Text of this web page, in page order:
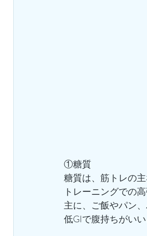
①糖質
糖質は、筋トレの
トレーニングでの
主に、ご飯やパン
低GIで腹持ちがい